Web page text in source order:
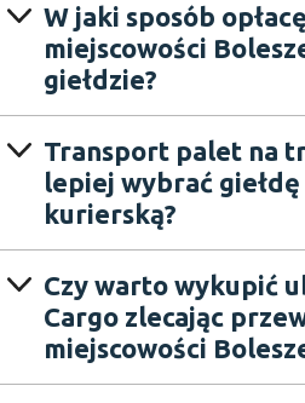
W jaki sposób
miejscowości
giełdzie?
Transport palet na
lepiej wybrać
kurierską?
Czy warto wykupić
Cargo zlecając
miejscowości